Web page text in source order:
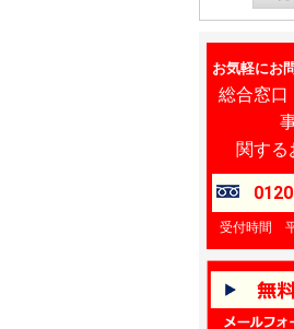
お気軽にお
総合窓口
関する
受付時間